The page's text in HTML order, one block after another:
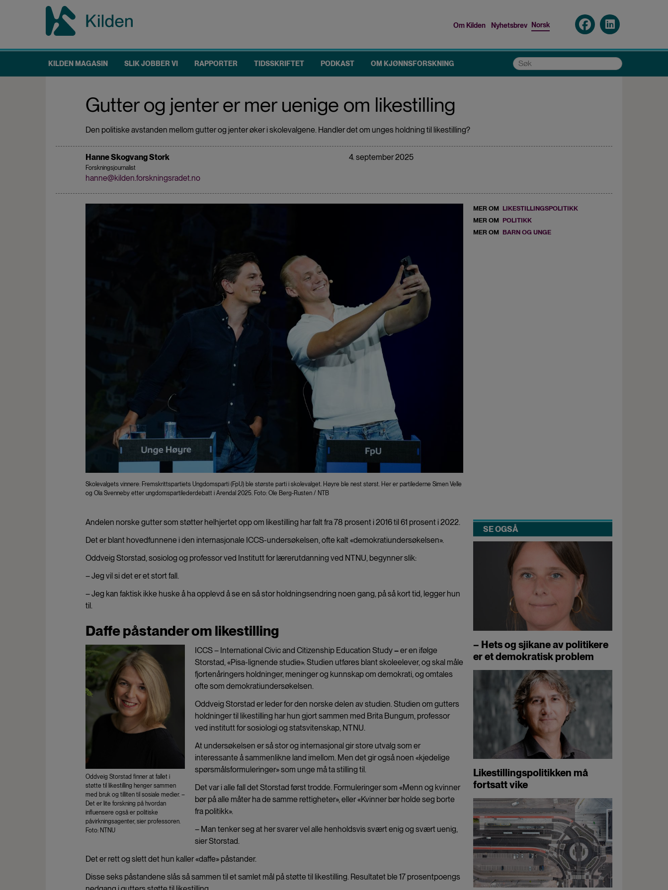
menu
Om Kilden Nyhetsbrev Norsk
Main
navigation
KILDEN MAGASIN SLIK JOBBER VI RAPPORTER TIDSSKRIFTET PODKAST OM KJØNNSFORSKNING Søk
Gutter og jenter er mer uenige om likestilling
Den politiske avstanden mellom gutter og jenter øker i skolevalgene. Handler det om unges holdning til likestilling?
Hanne Skogvang Stork
Forskningsjournalist
hanne@kilden.forskningsradet.no
4. september 2025
Skolevalgets vinnere: Fremskrittspartiets Ungdomsparti (FpU) ble største parti i skolevalget. Høyre ble nest størst. Her er partilederne Simen Velle
og Ola Svenneby etter ungdomspartilederdebatt i Arendal 2025. Foto: Ole Berg-Rusten / NTB
MER OM LIKESTILLINGSPOLITIKK
MER OM POLITIKK
MER OM BARN OG UNGE
Andelen norske gutter som støtter helhjertet opp om likestilling har falt fra 78 prosent i 2016 til 61 prosent i 2022.
Det er blant hovedfunnene i den internasjonale ICCS-undersøkelsen, ofte kalt «demokratiundersøkelsen».
Oddveig Storstad, sosiolog og professor ved Institutt for lærerutdanning ved NTNU, begynner slik:
– Jeg vil si det er et stort fall.
– Jeg kan faktisk ikke huske å ha opplevd å se en så stor holdningsendring noen gang, på så kort tid, legger hun
til.
Daffe påstander om likestilling
Oddveig Storstad finner at fallet i
støtte til likestilling henger sammen
med bruk og tilliten til sosiale medier. –
Det er lite forskning på hvordan
influensere også er politiske
påvirkningsagenter, sier professoren.
Foto: NTNU
ICCS – International Civic and Citizenship Education Study–er en ifølge
Storstad, «Pisa-lignende studie». Studien utføres blant skoleelever, og skal måle
fjortenåringers holdninger, meninger og kunnskap om demokrati, og omtales
ofte som demokratiundersøkelsen.
Oddveig Storstad er leder for den norske delen av studien. Studien om gutters
holdninger til likestilling har hun gjort sammen med Brita Bungum, professor
ved institutt for sosiologi og statsvitenskap, NTNU.
At undersøkelsen er så stor og internasjonal gir store utvalg som er
interessante å sammenlikne land imellom. Men det gir også noen «kjedelige
spørsmålsformuleringer» som unge må ta stilling til.
Det var i alle fall det Storstad først trodde. Formuleringer som «Menn og kvinner
bør på alle måter ha de samme rettigheter», eller «Kvinner bør holde seg borte
fra politikk».
– Man tenker seg at her svarer vel alle henholdsvis svært enig og svært uenig,
sier Storstad.
Det er rett og slett det hun kaller «daffe» påstander.
Disse seks påstandene slås så sammen til et samlet mål på støtte til likestilling. Resultatet ble 17 prosentpoengs
SE OGSÅ
– Hets og sjikane av politikere
er et demokratisk problem
Likestillingspolitikken må
fortsatt vike